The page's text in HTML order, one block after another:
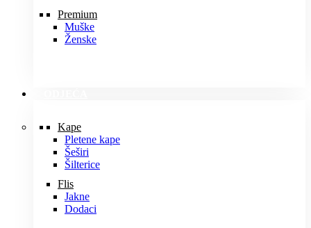
Premium
Muške
Ženske
Kape
Pletene kape
Šeširi
Šilterice
Flis
Jakne
Dodaci